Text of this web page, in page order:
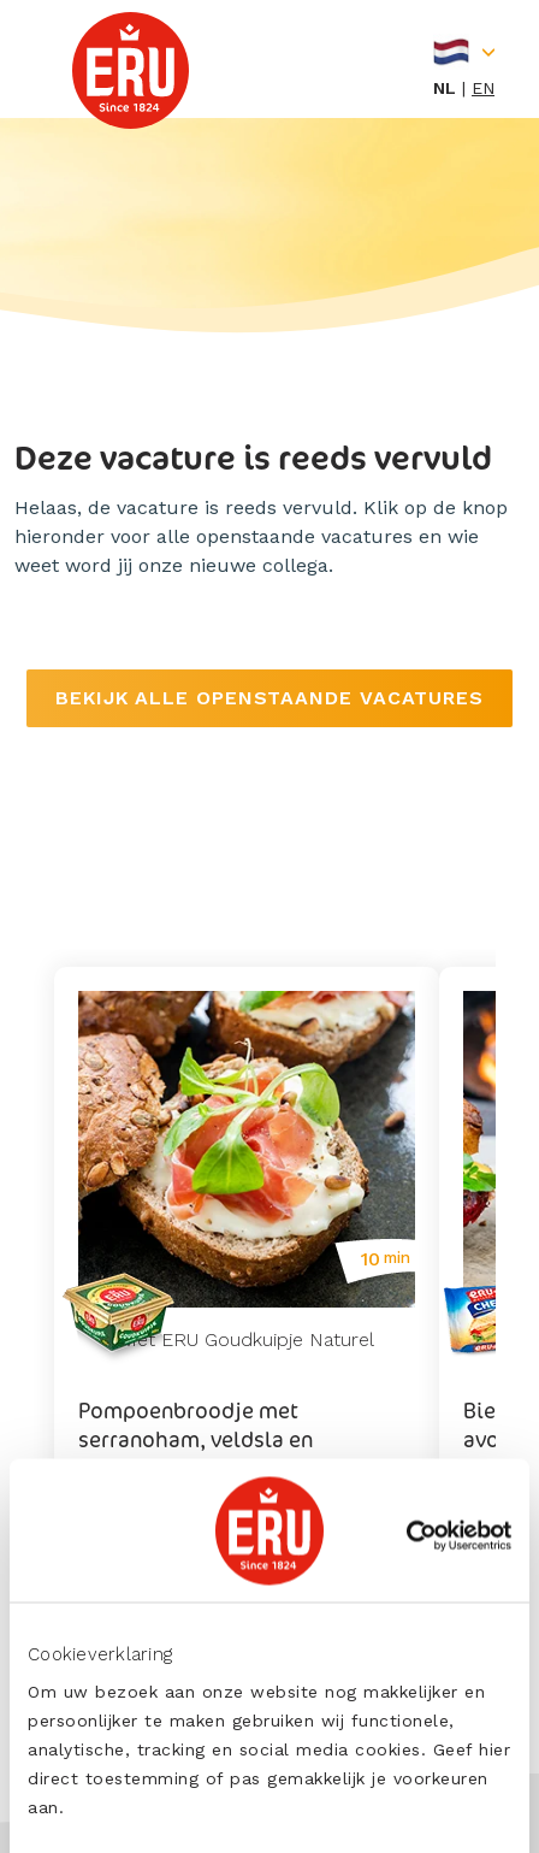
Cookieverklaring
Om uw bezoek aan onze website nog makkelijker en
persoonlijker te maken gebruiken wij functionele,
analytische, tracking en social media cookies. Geef hier
direct toestemming of pas gemakkelijk je voorkeuren
aan.
NL EN
Deze vacature is reeds vervuld
Helaas, de vacature is reeds vervuld. Klik op de knop
hieronder voor alle openstaande vacatures en wie
weet word jij onze nieuwe collega.
BEKIJK ALLE OPENSTAANDE VACATURES
10 min
Met ERU Goudkuipje Naturel
Pompoenbroodje met
serranoham, veldsla en
Met
BEKIJK ALLE RECEPTEN